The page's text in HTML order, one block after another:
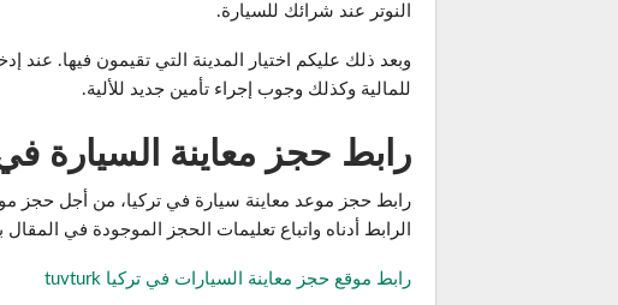
النوتر عند شرائك للسيارة.
وبعد ذلك عليكم اختيار المدينة التي تقيمون فيها.
للمالية وكذلك وجوب إجراء تأمين جديد للألية.
رابط حجز معاينة السيارة في
رابط حجز موعد معاينة سيارة في تركيا، من أجل حجز
الرابط أدناه واتباع تعليمات الحجز الموجودة في المقال
رابط موقع حجز معاينة السيارات في تركيا tuvturk